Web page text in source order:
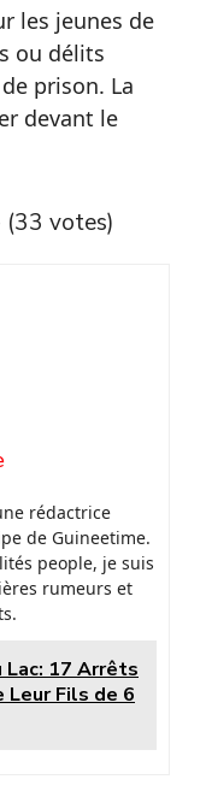
les jeunes de
ou délits
prison. La
devant le
(33 votes)
rédactrice
de Guineetime.
people, je suis
rumeurs et
Lac: 17 Arrêts
Leur Fils de 6